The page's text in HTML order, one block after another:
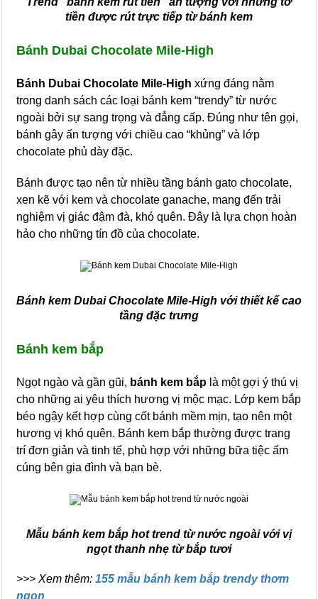
tiền được rút trực tiếp từ bánh kem
Bánh Dubai Chocolate Mile-High
Bánh Dubai Chocolate Mile-High xứng đáng nằm
trong danh sách các loại bánh kem “trendy” từ nước
ngoài bởi sự sang trọng và đẳng cấp. Đúng như tên gọi,
bánh gây ấn tượng với chiều cao “khủng” và lớp
chocolate phủ dày đặc.
Bánh được tạo nên từ nhiều tầng bánh gato chocolate,
xen kẽ với kem và chocolate ganache, mang đến trải
nghiệm vị giác đậm đà, khó quên. Đây là lựa chọn hoàn
hảo cho những tín đồ của chocolate.
Bánh kem Dubai Chocolate Mile-High với thiết kế cao
tầng đặc trưng
Bánh kem bắp
Ngọt ngào và gần gũi, bánh kem bắp là một gợi ý thú vị
cho những ai yêu thích hương vị mộc mạc. Lớp kem bắp
béo ngậy kết hợp cùng cốt bánh mềm mịn, tạo nên một
hương vị khó quên. Bánh kem bắp thường được trang
trí đơn giản và tinh tế, phù hợp với những bữa tiệc ấm
cúng bên gia đình và bạn bè.
Mẫu bánh kem bắp hot trend từ nước ngoài với vị
ngọt thanh nhẹ từ bắp tươi
>>> Xem thêm: 155 mẫu bánh kem bắp trendy thơm
ngon